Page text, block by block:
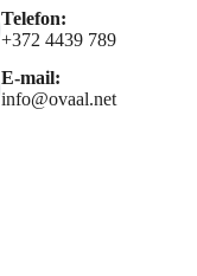
Telefon:
+372 4439 789
E-mail:
info@ovaal.net